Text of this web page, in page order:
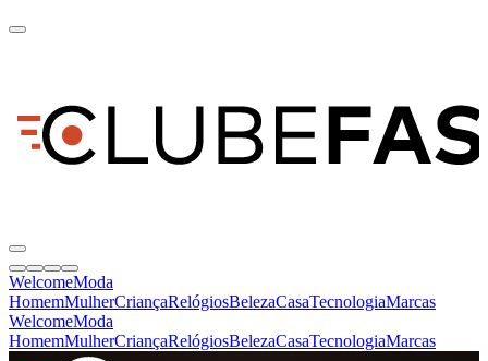
WelcomeModa
HomemMulherCriançaRelógiosBelezaCasaTecnologiaMarcas
WelcomeModa
HomemMulherCriançaRelógiosBelezaCasaTecnologiaMarcas